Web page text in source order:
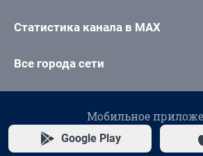
Статистика канала в MAX
Все города сети
Мобильное
Google Play